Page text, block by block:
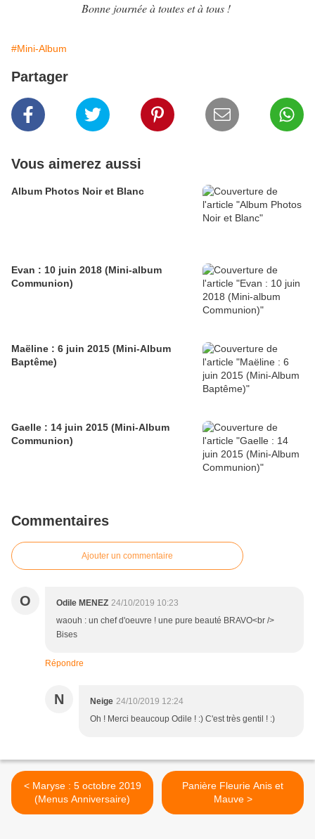
Bonne journée à toutes et à tous !
#Mini-Album
Partager
Vous aimerez aussi
Album Photos Noir et Blanc
Evan : 10 juin 2018 (Mini-album
Communion)
Maëline : 6 juin 2015 (Mini-Album
Baptême)
Gaelle : 14 juin 2015 (Mini-Album
Communion)
Commentaires
Ajouter un commentaire
O Odile MENEZ 24/10/2019 10:23
waouh : un chef d'oeuvre ! une pure beauté BRAVO<br />
Bises
Répondre
N Neige 24/10/2019 12:24
Oh ! Merci beaucoup Odile ! :) C'est très gentil ! :)
< Maryse : 5 octobre 2019
(Menus Anniversaire)
Panière Fleurie Anis et
Mauve >